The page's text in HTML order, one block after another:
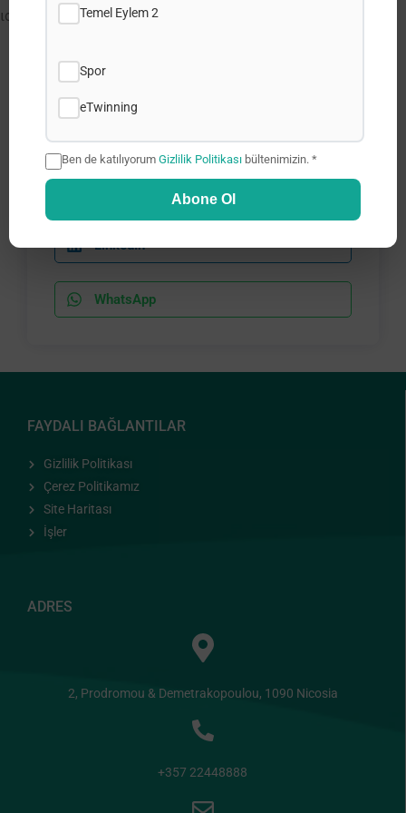
ισότιμης πρόσβασης των νέων σε ευκαιρίες.
LinkedIn
WhatsApp
FAYDALI BAĞLANTILAR
Gizlilik Politikası
Çerez Politikamız
Site Haritası
İşler
ADRES
2, Prodromou & Demetrakopoulou, 1090 Nicosia
+357 22448888
Temel Eylem 2
Spor
eTwinning
Ben de katılıyorum Gizlilik Politikası bültenimizin. *
Abone Ol